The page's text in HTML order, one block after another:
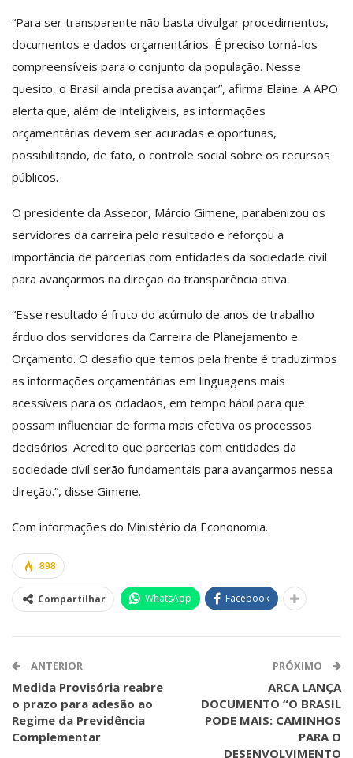
“Para ser transparente não basta divulgar procedimentos,
documentos e dados orçamentários. É preciso torná-los
compreensíveis para o conjunto da população. Nesse
quesito, o Brasil ainda precisa avançar”, afirma Elaine. A APO
alerta que, além de inteligíveis, as informações
orçamentárias devem ser acuradas e oportunas,
possibilitando, de fato, o controle social sobre os recursos
públicos.
O presidente da Assecor, Márcio Gimene, parabenizou os
servidores da carreira pelo resultado e reforçou a
importância de parcerias com entidades da sociedade civil
para avançarmos na direção da transparência ativa.
“Esse resultado é fruto do acúmulo de anos de trabalho
árduo dos servidores da Carreira de Planejamento e
Orçamento. O desafio que temos pela frente é traduzirmos
as informações orçamentárias em linguagens mais
acessíveis para os cidadãos, em tempo hábil para que
possam influenciar de forma mais efetiva os processos
decisórios. Acredito que parcerias com entidades da
sociedade civil serão fundamentais para avançarmos nessa
direção.”, disse Gimene.
Com informações do Ministério da Econonomia.
898
Compartilhar WhatsApp Facebook
ANTERIOR
Medida Provisória reabre
o prazo para adesão ao
Regime da Previdência
Complementar
PRÓXIMO
ARCA LANÇA
DOCUMENTO “O BRASIL
PODE MAIS: CAMINHOS
PARA O
DESENVOLVIMENTO